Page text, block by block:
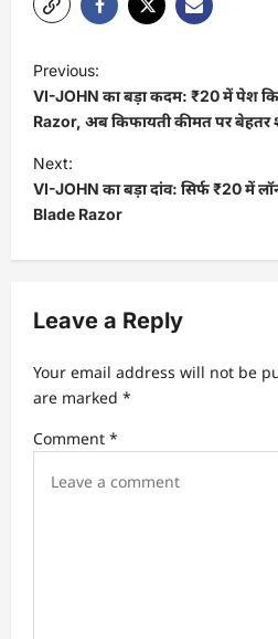
o
s
t
n
a
v
g
a
t
i
Previous:
VI-JOHN का बड़ा कदम: ₹20 में पेश
Razor, अब किफायती कीमत पर
Next:
VI-JOHN का बड़ा दांव: सिर्फ ₹20 में
Blade Razor
Leave a Reply
Your email address will not be
are marked *
Comment *